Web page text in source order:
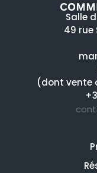
Salle
49 rue
(dont vente